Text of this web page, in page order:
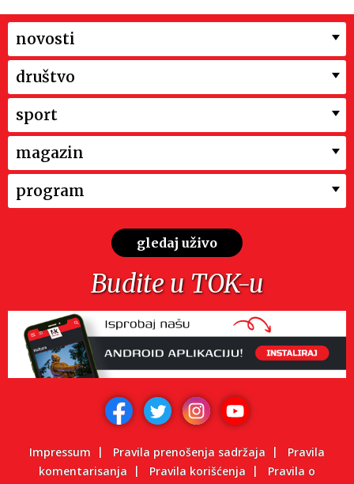
novosti
društvo
sport
magazin
program
gledaj uživo
Budite u TOK-u
Impressum Pravila prenošenja sadržaja
Pravila
komentarisanja
Pravila korišćenja
Pravila o